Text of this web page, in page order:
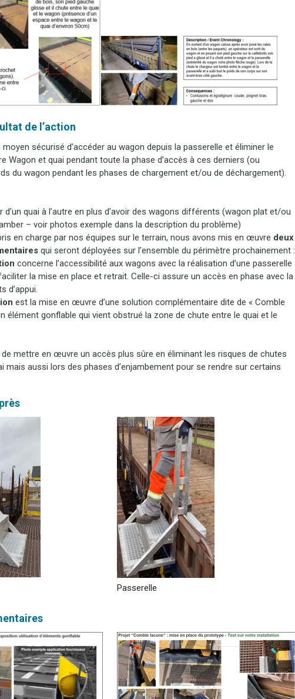
de l’action
sécurisé d’accéder au wagon depuis la passerelle et éliminer le
Wagon et quai pendant toute la phase d’accès à ces derniers (ou
du wagon pendant les phases de chargement et/ou de déchargement).
d’un quai à l’autre en plus d’avoir des wagons différents (wagon plat et/ou
– voir photos exemple dans la description du problème)
en charge par nos équipes sur le terrain, nous avons mis en œuvre deux
qui seront déployées sur l’ensemble du périmètre prochainement :
concerne l’accessibilité aux wagons avec la réalisation d’une passerelle
la mise en place et retrait. Celle-ci assure un accès en phase avec la
d’appui.
est la mise en œuvre d’une solution complémentaire dite de « Comble
élément gonflable qui vient obstrué la zone de chute entre le quai et le
mettre en œuvre un accès plus sûre en éliminant les risques de chutes
mais aussi lors des phases d’enjambement pour se rendre sur certains
Passerelle